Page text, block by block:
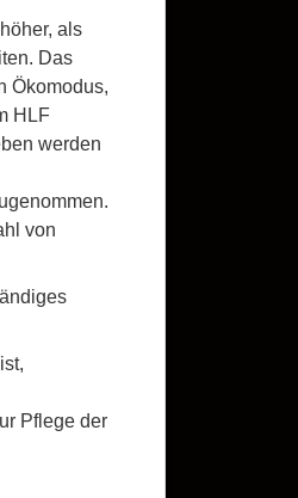
als
Das
Ökomodus,
HLF
werden
von
Pflege der